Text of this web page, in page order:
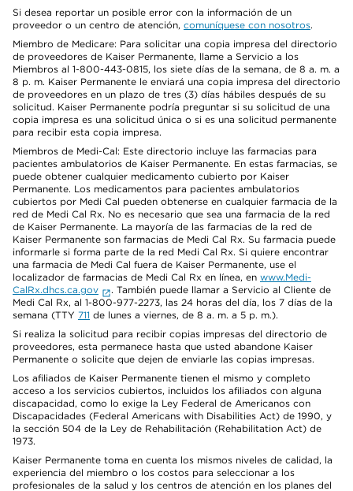
Si desea reportar un posible error con la información de un
proveedor o un centro de atención, comuníquese con nosotros.
Miembro de Medicare: Para solicitar una copia impresa del directorio
de proveedores de Kaiser Permanente, llame a Servicio a los
Miembros al 1-800-443-0815, los siete días de la semana, de 8 a. m. a
8 p. m. Kaiser Permanente le enviará una copia impresa del directorio
de proveedores en un plazo de tres (3) días hábiles después de su
solicitud. Kaiser Permanente podría preguntar si su solicitud de una
copia impresa es una solicitud única o si es una solicitud permanente
para recibir esta copia impresa.
Miembros de Medi-Cal: Este directorio incluye las farmacias para
pacientes ambulatorios de Kaiser Permanente. En estas farmacias, se
puede obtener cualquier medicamento cubierto por Kaiser
Permanente. Los medicamentos para pacientes ambulatorios
cubiertos por Medi Cal pueden obtenerse en cualquier farmacia de la
red de Medi Cal Rx. No es necesario que sea una farmacia de la red
de Kaiser Permanente. La mayoría de las farmacias de la red de
Kaiser Permanente son farmacias de Medi Cal Rx. Su farmacia puede
informarle si forma parte de la red Medi Cal Rx. Si quiere encontrar
una farmacia de Medi Cal fuera de Kaiser Permanente, use el
localizador de farmacias de Medi Cal Rx en línea, en www.Medi-
CalRx.dhcs.ca.gov
. También puede llamar a Servicio al Cliente de
Medi Cal Rx, al 1-800-977-2273, las 24 horas del día, los 7 días de la
semana (TTY 711 de lunes a viernes, de 8 a. m. a 5 p. m.).
Si realiza la solicitud para recibir copias impresas del directorio de
proveedores, esta permanece hasta que usted abandone Kaiser
Permanente o solicite que dejen de enviarle las copias impresas.
Los afiliados de Kaiser Permanente tienen el mismo y completo
acceso a los servicios cubiertos, incluidos los afiliados con alguna
discapacidad, como lo exige la Ley Federal de Americanos con
Discapacidades (Federal Americans with Disabilities Act) de 1990, y
la sección 504 de la Ley de Rehabilitación (Rehabilitation Act) de
1973.
Kaiser Permanente toma en cuenta los mismos niveles de calidad, la
experiencia del miembro o los costos para seleccionar a los
profesionales de la salud y los centros de atención en los planes del